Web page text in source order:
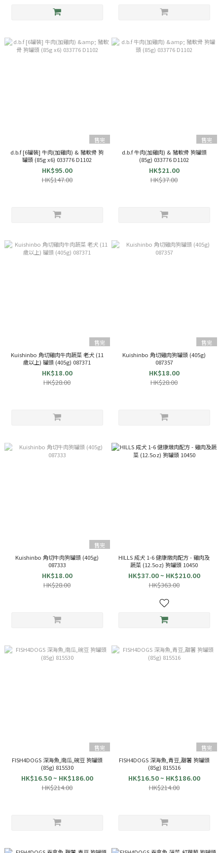
售完
d.b.f [6罐裝] 牛肉(加雞肉) & 豬軟骨 狗
罐頭 (85g x6) 033776 D1102
HK$95.00
HK$147.00
售完
d.b.f 牛肉(加雞肉) & 豬軟骨 狗罐頭
(85g) 033776 D1102
HK$21.00
HK$37.00
售完
Kuishinbo 角切雞肉牛肉蔬菜 老犬 (11
歲以上) 罐頭 (405g) 087371
HK$18.00
HK$28.00
售完
Kuishinbo 角切雞肉狗罐頭 (405g)
087357
HK$18.00
HK$28.00
售完
Kuishinbo 角切牛肉狗罐頭 (405g)
087333
HK$18.00
HK$28.00
HILLS 成犬 1-6 健康燉肉配方 - 雞肉及
蔬菜 (12.5oz) 狗罐頭 10450
HK$37.00 ~ HK$210.00
HK$363.00
售完
FISH4DOGS 深海魚,南瓜,碗豆 狗罐頭
(85g) 815530
HK$16.50 ~ HK$186.00
HK$214.00
售完
FISH4DOGS 深海魚,青豆,甜薯 狗罐頭
(85g) 815516
HK$16.50 ~ HK$186.00
HK$214.00